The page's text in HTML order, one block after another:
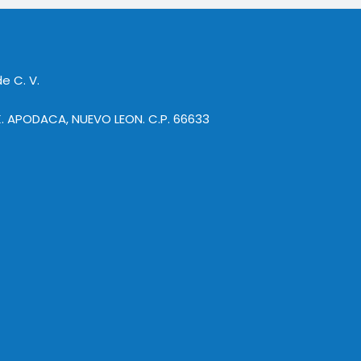
C. V.
APODACA, NUEVO LEON. C.P. 66633